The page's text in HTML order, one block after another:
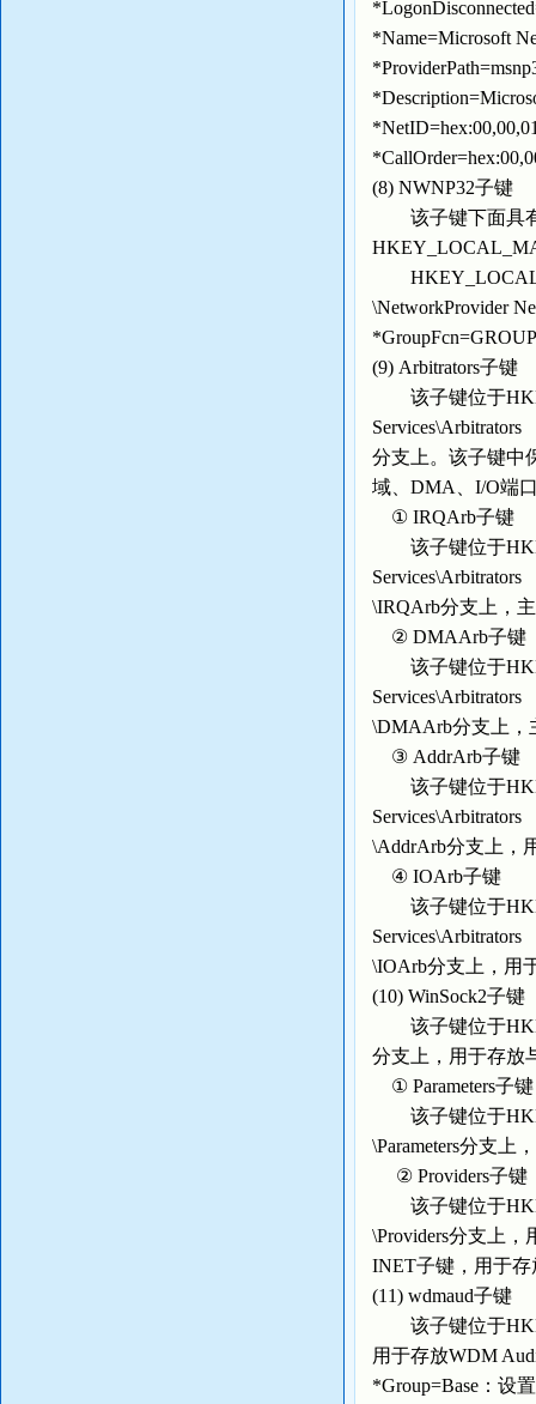
*Name=Microsoft
(8) NWNP32子键
该子键下面具
\NetworkProvider
(9) Arbitrators子键
该子键位于
Services\Arbitrators
分支上。该子键中
域、DMA、I/O端
① IRQArb子键
该子键位于
Services\Arbitrators
\IRQArb分支上，
② DMAArb子键
该子键位于
Services\Arbitrators
\DMAArb分支上，
③ AddrArb子键
该子键位于
Services\Arbitrators
\AddrArb分支上，
④ IOArb子键
该子键位于
Services\Arbitrators
\IOArb分支上，用
(10) WinSock2子键
该子键位于
分支上，用于存放
① Parameters子键
该子键位于
\Parameters分支上
② Providers子键
该子键位于
\Providers分支上
INET子键，用于
(11) wdmaud子键
该子键位于
用于存放WDM
*Group=Base：设